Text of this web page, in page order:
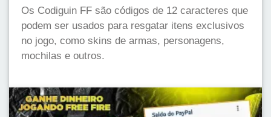
Os Codiguin FF são códigos de 12 caracteres que
podem ser usados para resgatar itens exclusivos
no jogo, como skins de armas, personagens,
mochilas e outros.